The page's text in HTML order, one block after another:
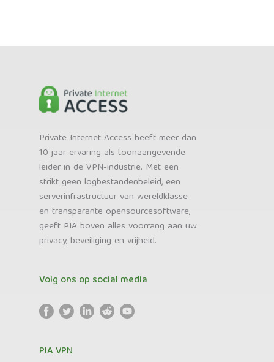
Private Internet Access heeft meer dan
10 jaar ervaring als toonaangevende
leider in de VPN-industrie. Met een
strikt geen logbestandenbeleid, een
serverinfrastructuur van wereldklasse
en transparante opensourcesoftware,
geeft PIA boven alles voorrang aan uw
privacy, beveiliging en vrijheid.
Volg ons op social media
PIA VPN